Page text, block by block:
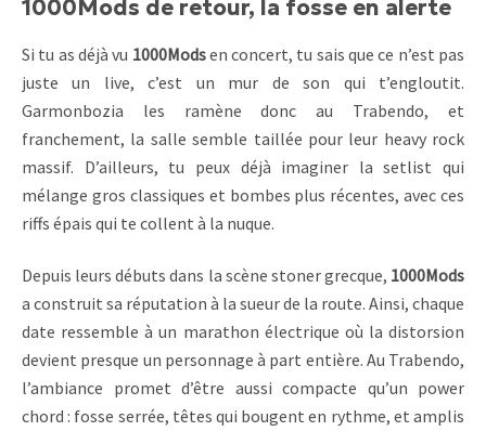
1000Mods de retour, la fosse en alerte
Si tu as déjà vu 1000Modsen concert, tu sais que ce n’est pas
juste un live, c’est un mur de son qui t’engloutit.
Garmonbozia les ramène donc au Trabendo, et
franchement, la salle semble taillée pour leur heavy rock
massif. D’ailleurs, tu peux déjà imaginer la setlist qui
mélange gros classiques et bombes plus récentes, avec ces
riffs épais qui te collent à la nuque.
Depuis leurs débuts dans la scène stoner grecque, 1000Mods
a construit sa réputation à la sueur de la route. Ainsi, chaque
date ressemble à un marathon électrique où la distorsion
devient presque un personnage à part entière. Au Trabendo,
l’ambiance promet d’être aussi compacte qu’un power
chord : fosse serrée, têtes qui bougent en rythme, et amplis